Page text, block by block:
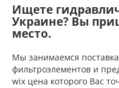
Ищете
Украине? Вы
место.
Мы занимаемся
фильтроэлементов и
wix цена которого Вас